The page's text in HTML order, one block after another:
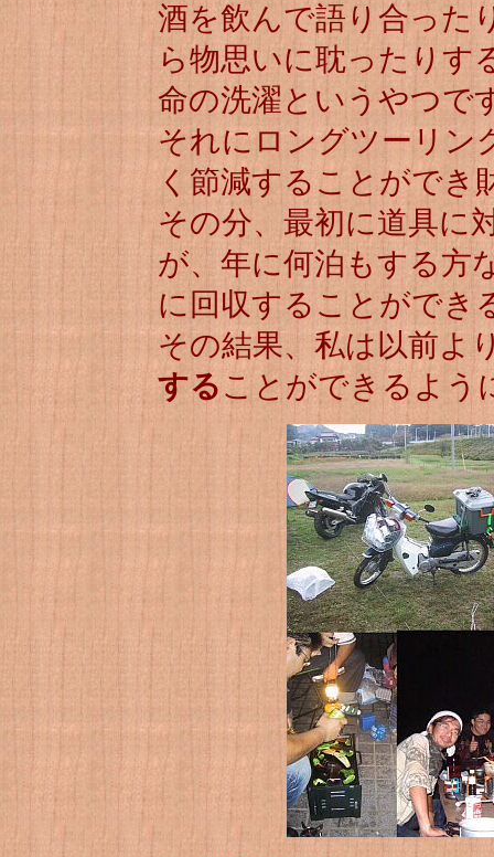
酒を飲んで語り合った
ら物思いに耽ったりす
命の洗濯というやつで
それにロングツーリン
く節減することができ
その分、最初に道具に
が、年に何泊もする方
に回収することができ
その結果、私は以前よ
することができるよう